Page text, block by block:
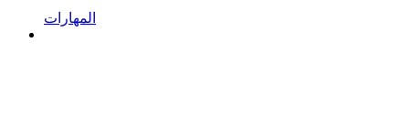
المهارات